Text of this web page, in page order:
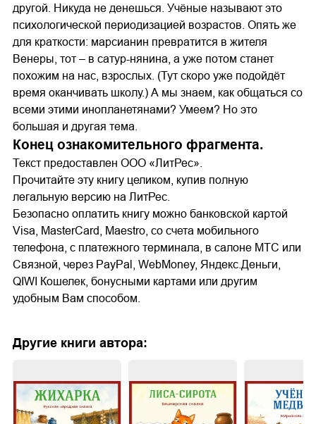
другой. Никуда не денешься. Учёные называют это
психологической периодизацией возрастов. Опять же
для краткости: марсианин превратится в жителя
Венеры, тот – в сатур-нянина, а уже потом станет
похожим на нас, взрослых. (Тут скоро уже подойдёт
время оканчивать школу.) А мы знаем, как общаться со
всеми этими инопланетянами? Умеем? Но это
большая и другая тема.
Конец ознакомительного фрагмента.
Текст предоставлен ООО «ЛитРес».
Прочитайте эту книгу целиком, купив полную
легальную версию на ЛитРес.
Безопасно оплатить книгу можно банковской картой
Visa, MasterCard, Maestro, со счета мобильного
телефона, с платежного терминала, в салоне МТС или
Связной, через PayPal, WebMoney, Яндекс.Деньги,
QIWI Кошелек, бонусными картами или другим
удобным Вам способом.
Другие книги автора: